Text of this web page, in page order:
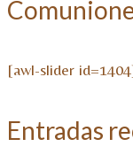
[awl-slider
Entradas